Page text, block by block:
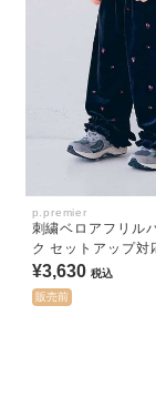
p.premier
刺繍ベロアフリル
ク セットアップ対
¥3,630 税込
販売前